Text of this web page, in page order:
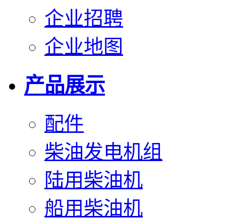
企业招聘
企业地图
产品展示
配件
柴油发电机组
陆用柴油机
船用柴油机